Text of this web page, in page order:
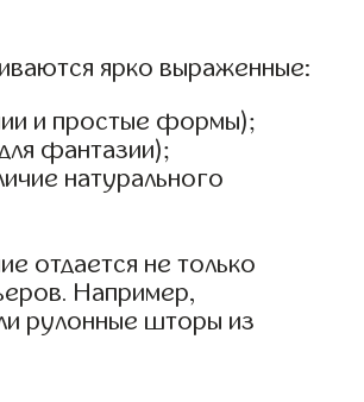
ярко выраженные:
и простые формы);
фантазии);
натурального
отдается не только
Например,
рулонные шторы из